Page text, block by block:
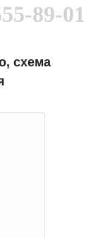
89-01
схема